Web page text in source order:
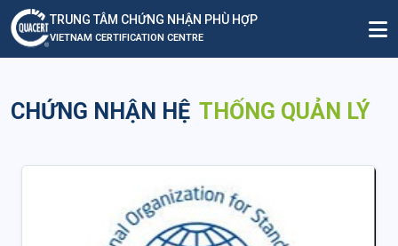
TRUNG TÂM CHỨNG NHẬN PHÙ HỢP
VIETNAM CERTIFICATION CENTRE
CHỨNG NHẬN HỆ THỐNG QUẢN LÝ